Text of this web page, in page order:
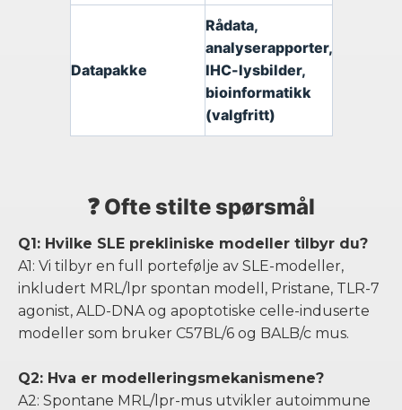
Datapakke
Rådata,
analyserapporter,
IHC-lysbilder,
bioinformatikk
(valgfritt)
❓ Ofte stilte spørsmål
Q1: Hvilke SLE prekliniske modeller tilbyr du?
A1: Vi tilbyr en full portefølje av SLE-modeller,
inkludert MRL/lpr spontan modell, Pristane, TLR-7
agonist, ALD-DNA og apoptotiske celle-induserte
modeller som bruker C57BL/6 og BALB/c mus.
Q2: Hva er modelleringsmekanismene?
A2: Spontane MRL/lpr-mus utvikler autoimmune